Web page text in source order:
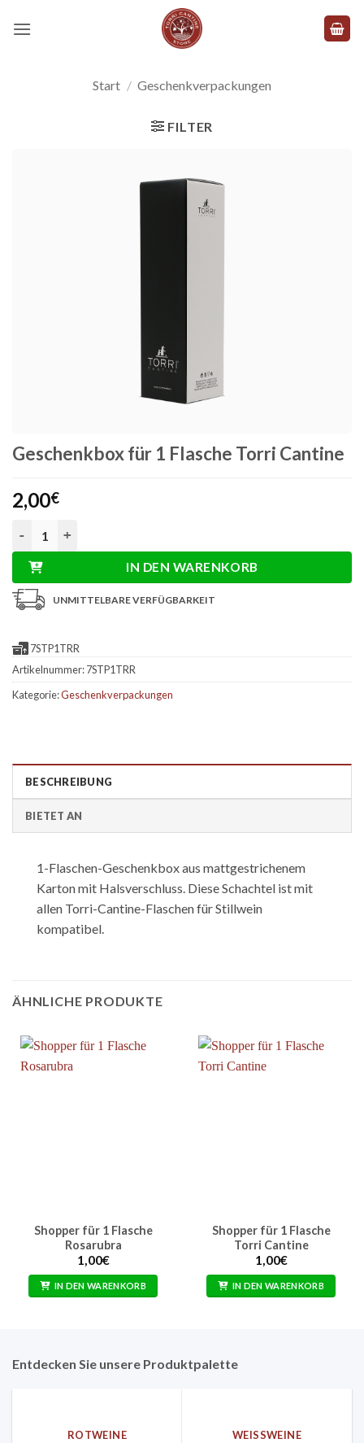
Inhalt
Start / Geschenkverpackungen
FILTER
Geschenkbox für 1 Flasche Torri Cantine
2,00€
IN DEN WARENKORB
UNMITTELBARE VERFÜGBARKEIT
7STP1TRR
Artikelnummer:7STP1TRR
Kategorie:Geschenkverpackungen
BESCHREIBUNG
BIETET AN
1-Flaschen-Geschenkbox aus mattgestrichenem
Karton mit Halsverschluss. Diese Schachtel ist mit
allen Torri-Cantine-Flaschen für Stillwein
kompatibel.
ÄHNLICHE PRODUKTE
Shopper für 1 Flasche
Rosarubra
1,00€
IN DEN WARENKORB
Shopper für 1 Flasche
Torri Cantine
1,00€
IN DEN WARENKORB
Entdecken Sie unsere Produktpalette
ROTWEINE WEISSWEINE